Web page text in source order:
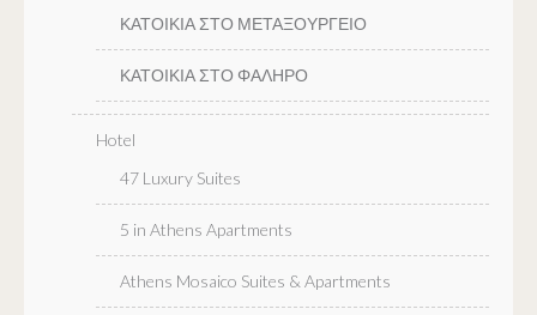
ΚΑΤΟΙΚΙΑ ΣΤΟ ΜΕΤΑΞΟΥΡΓΕΙΟ
ΚΑΤΟΙΚΙΑ ΣΤΟ ΦΑΛΗΡΟ
Hotel
47 Luxury Suites
5 in Athens Apartments
Athens Mosaico Suites & Apartments